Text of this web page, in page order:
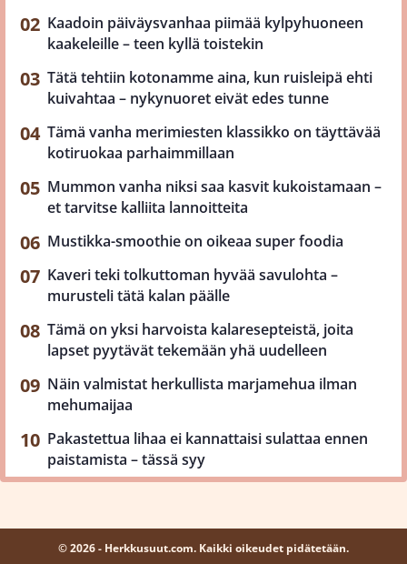
Kaadoin päiväysvanhaa piimää kylpyhuoneen
kaakeleille – teen kyllä toistekin
Tätä tehtiin kotonamme aina, kun ruisleipä ehti
kuivahtaa – nykynuoret eivät edes tunne
Tämä vanha merimiesten klassikko on täyttävää
kotiruokaa parhaimmillaan
Mummon vanha niksi saa kasvit kukoistamaan –
et tarvitse kalliita lannoitteita
Mustikka-smoothie on oikeaa super foodia
Kaveri teki tolkuttoman hyvää savulohta –
murusteli tätä kalan päälle
Tämä on yksi harvoista kalaresepteistä, joita
lapset pyytävät tekemään yhä uudelleen
Näin valmistat herkullista marjamehua ilman
mehumaijaa
Pakastettua lihaa ei kannattaisi sulattaa ennen
paistamista – tässä syy
© 2026 - Herkkusuut.com. Kaikki oikeudet pidätetään.